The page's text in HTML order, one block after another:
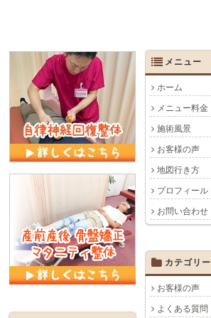
メニュー
ホーム
メニュー料金
施術風景
お客様の声
地図行き方
プロフィール
お問い合わせ
カテゴリー
お客様の声
よくある質問